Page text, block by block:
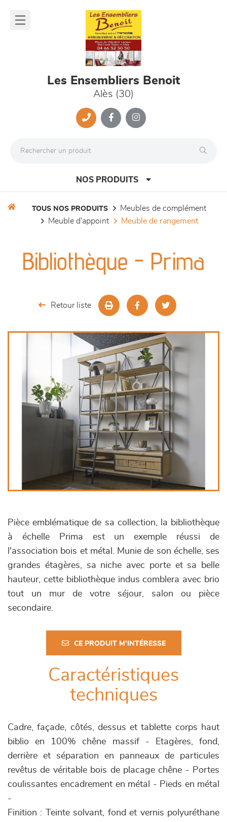
Les Ensembliers Benoit
Alès (30)
NOS PRODUITS
séjours
chambres et dressing
décoration
TOUS NOS PRODUITS
meubles de complément
meuble d'appoint
meuble de rangement
Bibliothèque - Prima
Retour liste
Pièce emblématique de sa collection, la bibliothèque
à échelle Prima est un exemple réussi de
l'association bois et métal. Munie de son échelle, ses
grandes étagères, sa niche avec porte et sa belle
hauteur, cette bibliothèque indus comblera avec brio
tout un mur de votre séjour, salon ou pièce
secondaire.
CE PRODUIT M'INTÉRESSE
Caractéristiques
techniques
Cadre, façade, côtés, dessus et tablette corps haut
biblio en 100% chêne massif - Etagères, fond,
derrière et séparation en panneaux de particules
revêtus de véritable bois de placage chêne - Portes
coulissantes encadrement en métal - Pieds en métal
-
Finition : Teinte solvant, fond et vernis polyuréthane